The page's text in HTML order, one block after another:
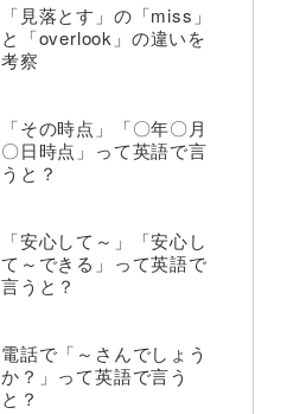
「見落とす」の「miss」
と「overlook」の違いを
考察
「その時点」「〇年〇月
〇日時点」って英語で言
うと？
「安心して～」「安心し
て～できる」って英語で
言うと？
電話で「～さんでしょう
か？」って英語で言う
と？